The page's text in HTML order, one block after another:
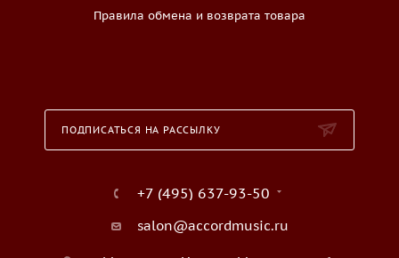
Правила обмена и возврата товара
ПОДПИСАТЬСЯ НА РАССЫЛКУ
+7 (495) 637-93-50
salon@accordmusic.ru